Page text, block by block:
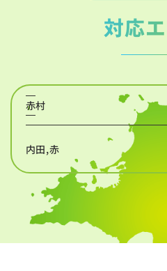
対応
赤村
内田,赤